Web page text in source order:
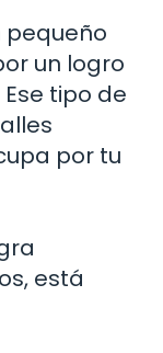
pequeño
un logro
tipo de
por tu
está